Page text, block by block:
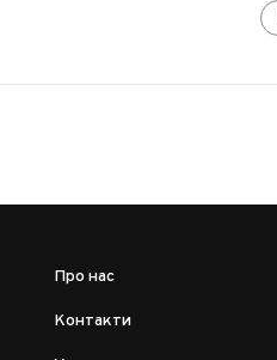
Про нас
Контакти